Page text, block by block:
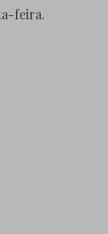
feira.